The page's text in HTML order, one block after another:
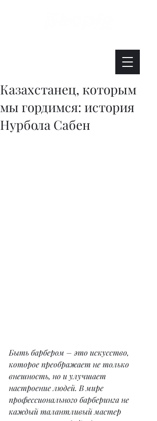
Казахстанец, которым
мы гордимся: история
Нурбола Сабен
Быть барбером – это искусство,
которое преображает не только
внешность, но и улучшает
настроение людей. В мире
профессионального барберинга не
каждый талантливый мастер